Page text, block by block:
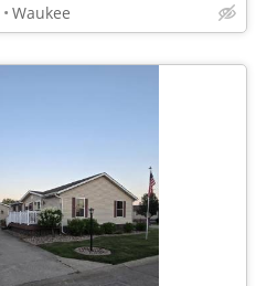
Waukee